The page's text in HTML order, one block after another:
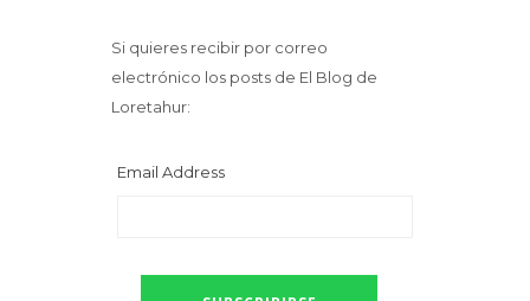
Si quieres recibir por correo
electrónico los posts de El Blog de
Loretahur:
Email Address